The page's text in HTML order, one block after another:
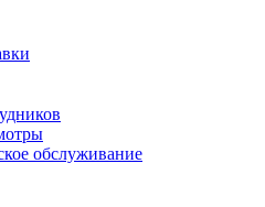
обслуживание